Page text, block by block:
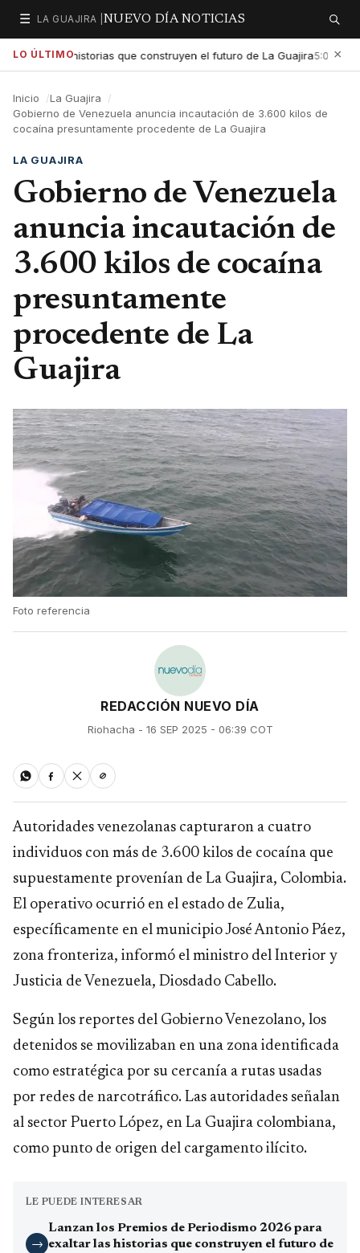
☰
Secciones
LA GUAJIRA | NUEVO DÍA NOTICIAS Buscar
LO ÚLTIMO
exaltar las historias que construyen el futuro de La Guajira5:01 PM
×
Inicio
La Guajira
Gobierno de Venezuela anuncia incautación de 3.600 kilos de
cocaína presuntamente procedente de La Guajira
LA GUAJIRA
Gobierno de Venezuela
anuncia incautación de
3.600 kilos de cocaína
presuntamente
procedente de La
Guajira
Foto referencia
REDACCIÓN NUEVO DÍA
Riohacha - 16 SEP 2025 - 06:39 COT
Autoridades venezolanas capturaron a cuatro
individuos con más de 3.600 kilos de cocaína que
supuestamente provenían de La Guajira, Colombia.
El operativo ocurrió en el estado de Zulia,
específicamente en el municipio José Antonio Páez,
zona fronteriza, informó el ministro del Interior y
Justicia de Venezuela, Diosdado Cabello.
Según los reportes del Gobierno Venezolano, los
detenidos se movilizaban en una zona identificada
como estratégica por su cercanía a rutas usadas
por redes de narcotráfico. Las autoridades señalan
al sector Puerto López, en La Guajira colombiana,
como punto de origen del cargamento ilícito.
LE PUEDE INTERESAR
→
Lanzan los Premios de Periodismo 2026 para
exaltar las historias que construyen el futuro de